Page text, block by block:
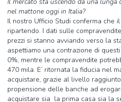
nel mattone oggi in Italia?
Il nostro Ufficio Studi conferma che
ripartendo. I dati sulle
prezzi si stanno avviando verso la
aspettiamo una contrazione di
0%, mentre le compravendite
470 mila. E’ ritornata la fiducia nel
acquistare, grazie al livello
propensione delle banche ad
acquistare sia la prima casa sia la